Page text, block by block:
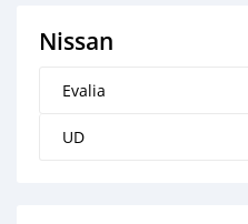
Nissan
Evalia
UD